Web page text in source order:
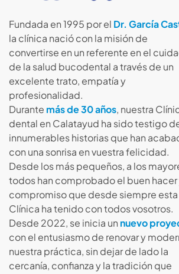
Fundada en 1995 por el Dr. García
la clínica nació con la misión de
convertirse en un referente en el
de la salud bucodental a través de un
excelente trato, empatía y
profesionalidad.
Durante más de 30 años, nuestra
dental en Calatayud ha sido testigo
innumerables historias que han
con una sonrisa en vuestra felicidad.
Desde los más pequeños, a los
todos han comprobado el buen hacer
compromiso que desde siempre esta
Clínica ha tenido con todos vosotros.
Desde 2022, se inicia un nuevo
con el entusiasmo de renovar y
nuestra práctica, sin dejar de lado la
cercanía, confianza y la tradición que